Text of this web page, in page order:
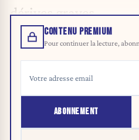
dérives graves.
CONTENU PREMIUM
Pour continuer la lecture,
ABONNEMENT